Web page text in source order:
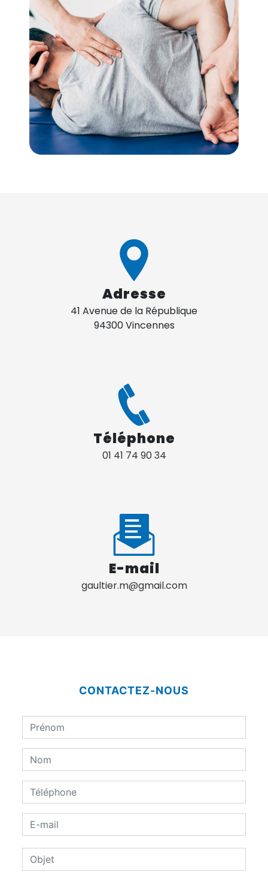
Adresse
41 Avenue de la République
94300 Vincennes
Téléphone
01 41 74 90 34
E-mail
gaultier.m@gmail.com
CONTACTEZ-NOUS